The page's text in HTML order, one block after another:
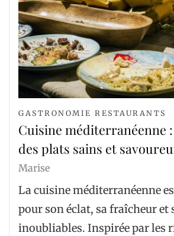
GASTRONOMIE RESTAURANTS
Cuisine méditerranéenne
des plats sains et
Marise
La cuisine méditerranéenne
pour son éclat, sa fraîcheur et
inoubliables. Inspirée par les